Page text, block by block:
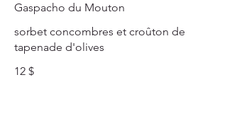
Gaspacho du Mouton
sorbet concombres et croûton de
tapenade d'olives
12 $